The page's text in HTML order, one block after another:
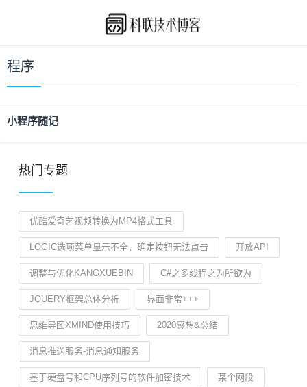
程序
小程序随记
热门专题
优酷爱奇艺视频转换为MP4格式工具
LOGIC选项菜单显示不全，确定按钮无法点击 开放API
调整与优化KANGXUEBIN C#之多线程之为所欲为
JQUERY框架总体分析 界面非常+++
思维导图XMIND使用技巧 2020感想&总结
消息推送服务-消息通知服务
基于硬盘号和CPU序列号的软件加密技术 某个网段